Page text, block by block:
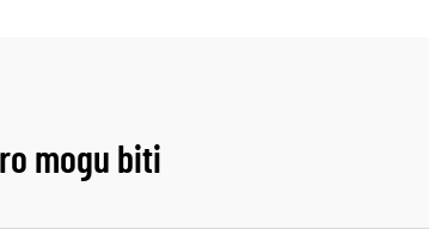
mogu biti